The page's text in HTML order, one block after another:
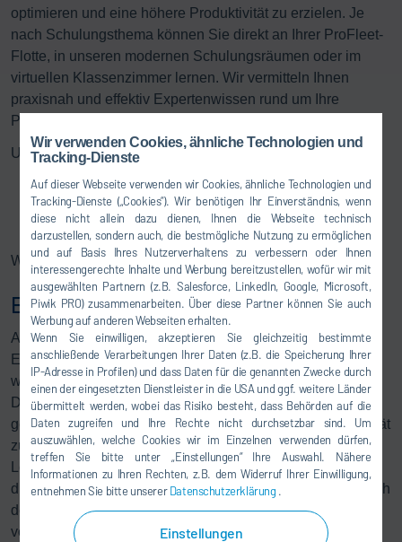
Wir verwenden Cookies, ähnliche Technologien und
Tracking-Dienste
Auf dieser Webseite verwenden wir Cookies, ähnliche Technologien und
Tracking-Dienste („Cookies“). Wir benötigen Ihr Einverständnis, wenn
diese nicht allein dazu dienen, Ihnen die Webseite technisch
darzustellen, sondern auch, die bestmögliche Nutzung zu ermöglichen
und auf Basis Ihres Nutzerverhaltens zu verbessern oder Ihnen
interessengerechte Inhalte und Werbung bereitzustellen, wofür wir mit
ausgewählten Partnern (z.B. Salesforce, LinkedIn, Google, Microsoft,
Piwik PRO) zusammenarbeiten. Über diese Partner können Sie auch
Werbung auf anderen Webseiten erhalten.
Wenn Sie einwilligen, akzeptieren Sie gleichzeitig bestimmte
anschließende Verarbeitungen Ihrer Daten (z.B. die Speicherung Ihrer
IP-Adresse in Profilen) und dass Daten für die genannten Zwecke durch
einen der eingesetzten Dienstleister in die USA und ggf. weitere Länder
übermittelt werden, wobei das Risiko besteht, dass Behörden auf die
Daten zugreifen und Ihre Rechte nicht durchsetzbar sind. Um
auszuwählen, welche Cookies wir im Einzelnen verwenden dürfen,
treffen Sie bitte unter „Einstellungen“ Ihre Auswahl. Nähere
Informationen zu Ihren Rechten, z.B. dem Widerruf Ihrer Einwilligung,
entnehmen Sie bitte unsererDatenschutzerklärung .
Einstellungen
optimieren und eine höhere Produktivität zu erzielen. Je
nach Schulungsthema können Sie direkt an Ihrer ProFleet-
Flotte, in unseren modernen Schulungsräumen oder im
virtuellen Klassenzimmer lernen. Wir vermitteln Ihnen
praxisnah und effektiv Expertenwissen rund um Ihre
Produktion.
Unsere Kundenschulungen:
Bedienerschulung/Anwenderschulung
Basiskurs Instandhaltung
Weitere individuelle Schulungen auf Anfrage
Weitere Einzelheiten finden Siehier.
Ersatzteile / Vorteilspakete
Als führender Anbieter von Lackier- und
Endmontagetechnologie bieten wir unseren Kunden
weltweit Original Dürr Ersatz- und Verbrauchsteile an.
Diese sind speziell für Ihre ProFleet-Flotte entwickelt und
getestet, um höchste Zuverlässigkeit, Präzision und Qualität
zu gewährleisten. Wir haben zudem ein weltweites
Logistiknetzwerk aufgebaut, um sicherzustellen, dass Sie
die benötigten Teile innerhalb kürzester Zeit erhalten. Durch
den Einsatz von originalen Ersatz- und Verbrauchsteilen
von Dürr können Sie sicher und leistungsstark produzieren